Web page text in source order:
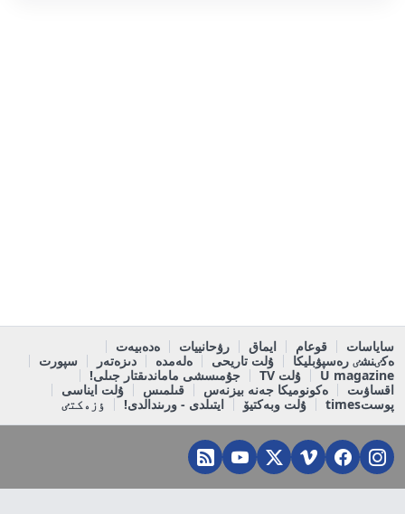
ساياسات قوعام ايماق رۋحانييات
ەدەبيەت
ەكٸنشٸ رەسپۋبليكا
ۇلت تاريحى ەلەمدە دىزەتەر
سپورت
U magazine
ۇلت TV
جۇمىسشى ماماندىقتار جىلى!
اقساۋىت
ەكونوميكا جەنە بيزنەس قىلمىس
ۇلت ايناسى
پوستtimes
ۇلت وبەكتيۆ ايتىلدى - ورىندالدى! ٶزەكتٸ